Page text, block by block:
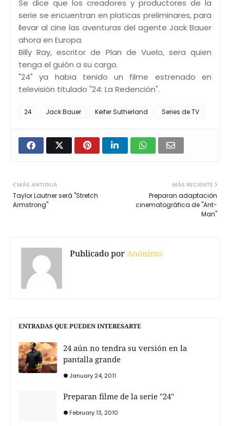
Se dice que los creadores y productores de la
serie se encuentran en platicas preliminares, para
llevar al cine las aventuras del agente Jack Bauer
ahora en Europa.
Billy Ray, escritor de Plan de Vuelo, sera quien
tenga el guión a su cargo.
"24" ya habia tenido un filme estrenado en
televisión titulado "24: La Redención".
24 Jack Bauer Keifer Sutherland Series de TV
MÁS RECIENTE
Preparan adaptación
cinematográfica de "Ant-
Man"
MÁS ANTIGUA
Taylor Lautner será "Stretch
Armstrong"
Publicado porAnónimo
ENTRADAS QUE PUEDEN INTERESARTE
24 aún no tendra su versión en la
pantalla grande
January 24, 2011
Preparan filme de la serie "24"
February 13, 2010